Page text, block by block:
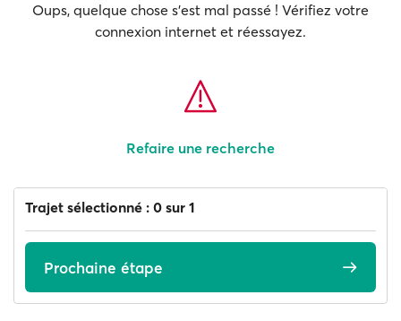
Oups, quelque chose s'est mal passé ! Vérifiez votre
connexion internet et réessayez.
Refaire une recherche
Trajet sélectionné : 0 sur 1
Prochaine étape